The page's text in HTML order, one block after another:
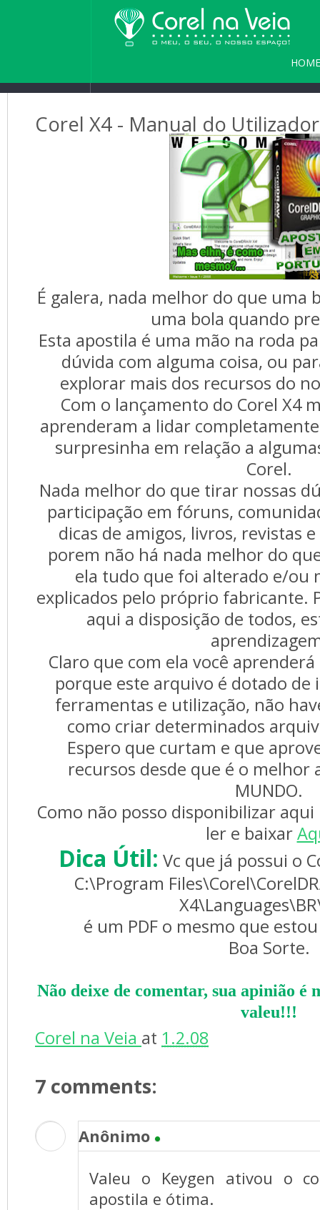
HOME
Corel X4 - Manual do
É galera, nada melhor do que uma
uma bola quando
Esta apostila é uma mão na roda
dúvida com alguma coisa, ou
explorar mais dos recursos do
Com o lançamento do Corel X4
aprenderam a lidar
surpresinha em relação a
Corel.
Nada melhor do que tirar nossas
participação em fóruns,
dicas de amigos, livros, revistas
porem não há nada melhor do
ela tudo que foi alterado e/ou
explicados pelo próprio fabricante.
aqui a disposição de todos,
Claro que com ela você
porque este arquivo é dotado de
ferramentas e utilização, não
como criar determinados
Espero que curtam e que
recursos desde que é o melhor
MUNDO.
Como não posso disponibilizar
ler e baixar
Dica Útil: Vc que já possui o
C:\Program
é um PDF o mesmo que
Boa Sorte.
Não deixe de comentar, sua apinião
valeu!!!
Corel na Veia at 1.2.08
7 comments:
Anônimo
Valeu o Keygen ativou o
apostila e ótima.